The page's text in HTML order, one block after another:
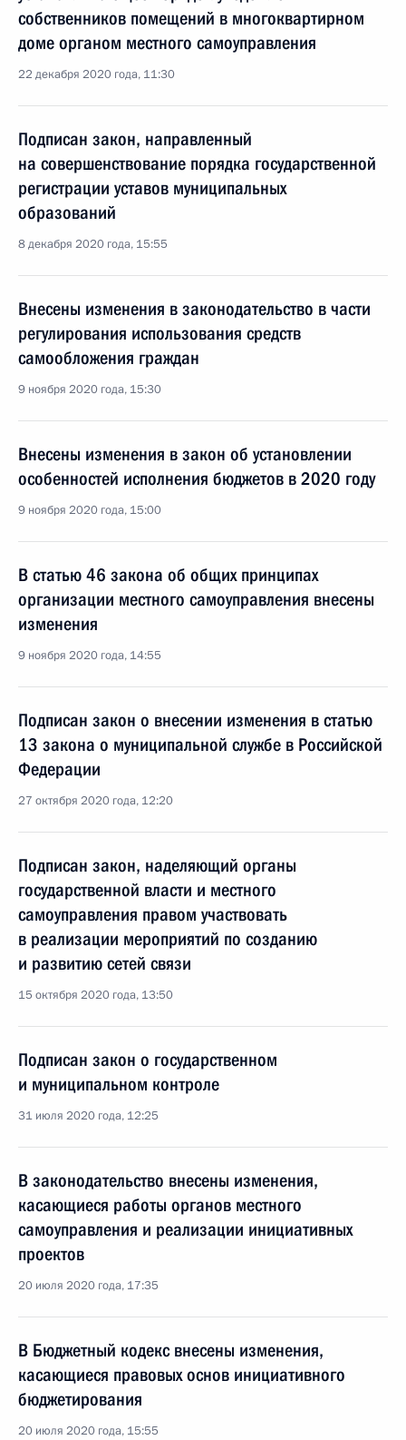
собственников помещений в многоквартирном
доме органом местного самоуправления
22 декабря 2020 года, 11:30
Подписан закон, направленный
на совершенствование порядка государственной
регистрации уставов муниципальных
образований
8 декабря 2020 года, 15:55
Внесены изменения в законодательство в части
регулирования использования средств
самообложения граждан
9 ноября 2020 года, 15:30
Внесены изменения в закон об установлении
особенностей исполнения бюджетов в 2020 году
9 ноября 2020 года, 15:00
В статью 46 закона об общих принципах
организации местного самоуправления внесены
изменения
9 ноября 2020 года, 14:55
Подписан закон о внесении изменения в статью
13 закона о муниципальной службе в Российской
Федерации
27 октября 2020 года, 12:20
Подписан закон, наделяющий органы
государственной власти и местного
самоуправления правом участвовать
в реализации мероприятий по созданию
и развитию сетей связи
15 октября 2020 года, 13:50
Подписан закон о государственном
и муниципальном контроле
31 июля 2020 года, 12:25
В законодательство внесены изменения,
касающиеся работы органов местного
самоуправления и реализации инициативных
проектов
20 июля 2020 года, 17:35
В Бюджетный кодекс внесены изменения,
касающиеся правовых основ инициативного
бюджетирования
20 июля 2020 года, 15:55